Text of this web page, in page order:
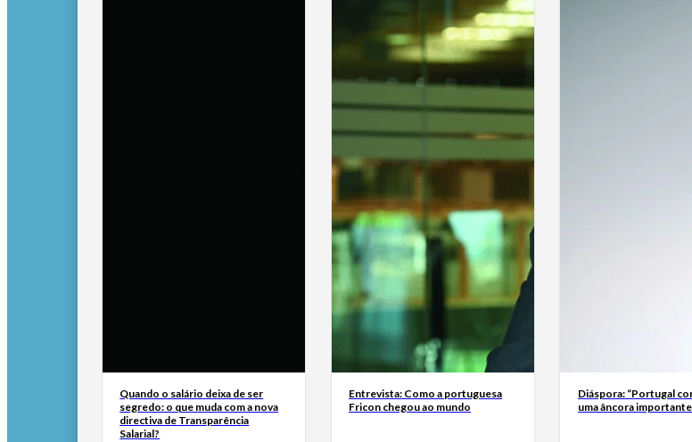
Quando o salário deixa de ser
segredo: o que muda com a nova
directiva de Transparência
Salarial?
Entrevista: Como a portuguesa
Fricon chegou ao mundo
Diáspora: “Portugal
uma âncora importante